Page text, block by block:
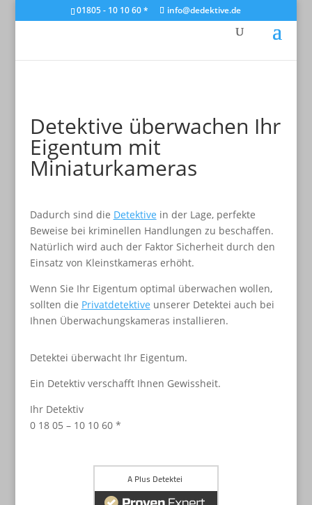
01805 - 10 10 60 * info@dedektive.de
Detektive überwachen Ihr
Eigentum mit
Miniaturkameras
Dadurch sind die Detektive in der Lage, perfekte
Beweise bei kriminellen Handlungen zu beschaffen.
Natürlich wird auch der Faktor Sicherheit durch den
Einsatz von Kleinstkameras erhöht.
Wenn Sie Ihr Eigentum optimal überwachen wollen,
sollten die Privatdetektive unserer Detektei auch bei
Ihnen Überwachungskameras installieren.
Detektei überwacht Ihr Eigentum.
Ein Detektiv verschafft Ihnen Gewissheit.
Ihr Detektiv
0 18 05 – 10 10 60 *